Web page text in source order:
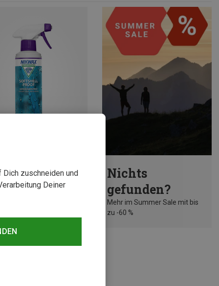
Nichts
gefunden?
Mehr im Summer Sale mit bis
zu -60 %
zuschneiden und
Deiner